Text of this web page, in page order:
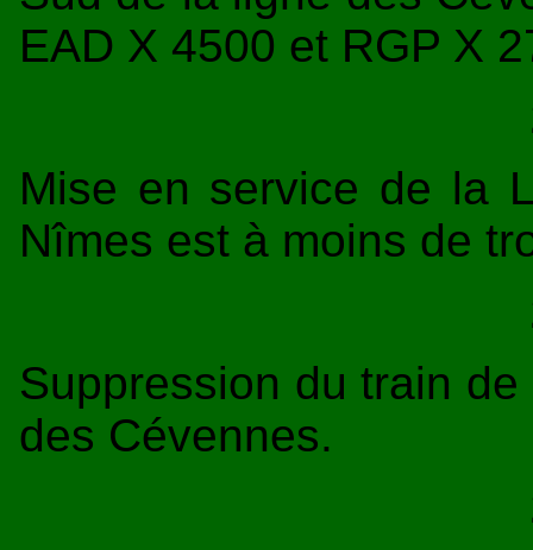
EAD X 4500 et RGP X
Mise en service de la
Nîmes est à moins de
Suppression du train
des Cévennes.